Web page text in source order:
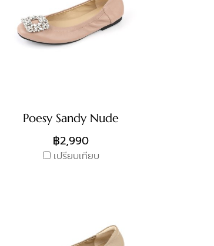
Poesy Sandy Nude
฿2,990
เปรียบเทียบ